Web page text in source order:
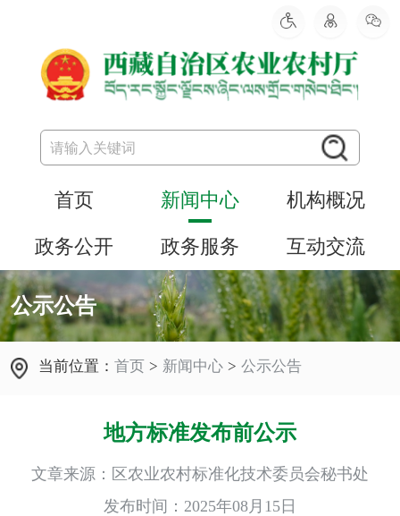
首页 新闻中心 机构概况
政务公开 政务服务 互动交流
公示公告
当前位置：首页 > 新闻中心 > 公示公告
地方标准发布前公示
文章来源：区农业农村标准化技术委员会秘书处
发布时间：2025年08月15日